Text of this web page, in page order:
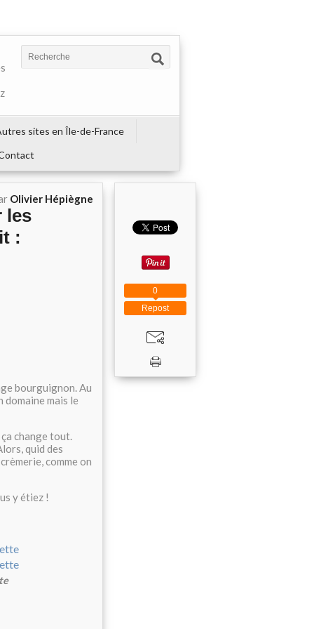
sites en Île-de-France
Olivier Hépiègne
les
:
bourguignon. Au
domaine mais le
change tout.
quid des
comme on
y étiez !
Repost
0